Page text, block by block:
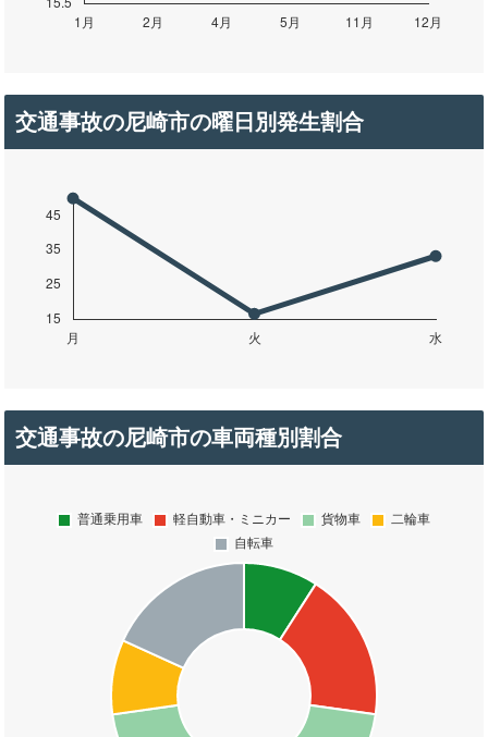
交通事故の尼崎市の曜日別発生割合
交通事故の尼崎市の車両種別割合